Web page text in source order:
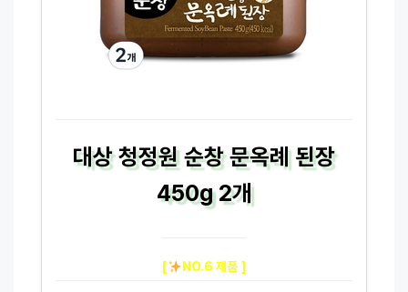
대상 청정원 순창 문옥례 된장
450g 2개
[ NO.6 제품 ]